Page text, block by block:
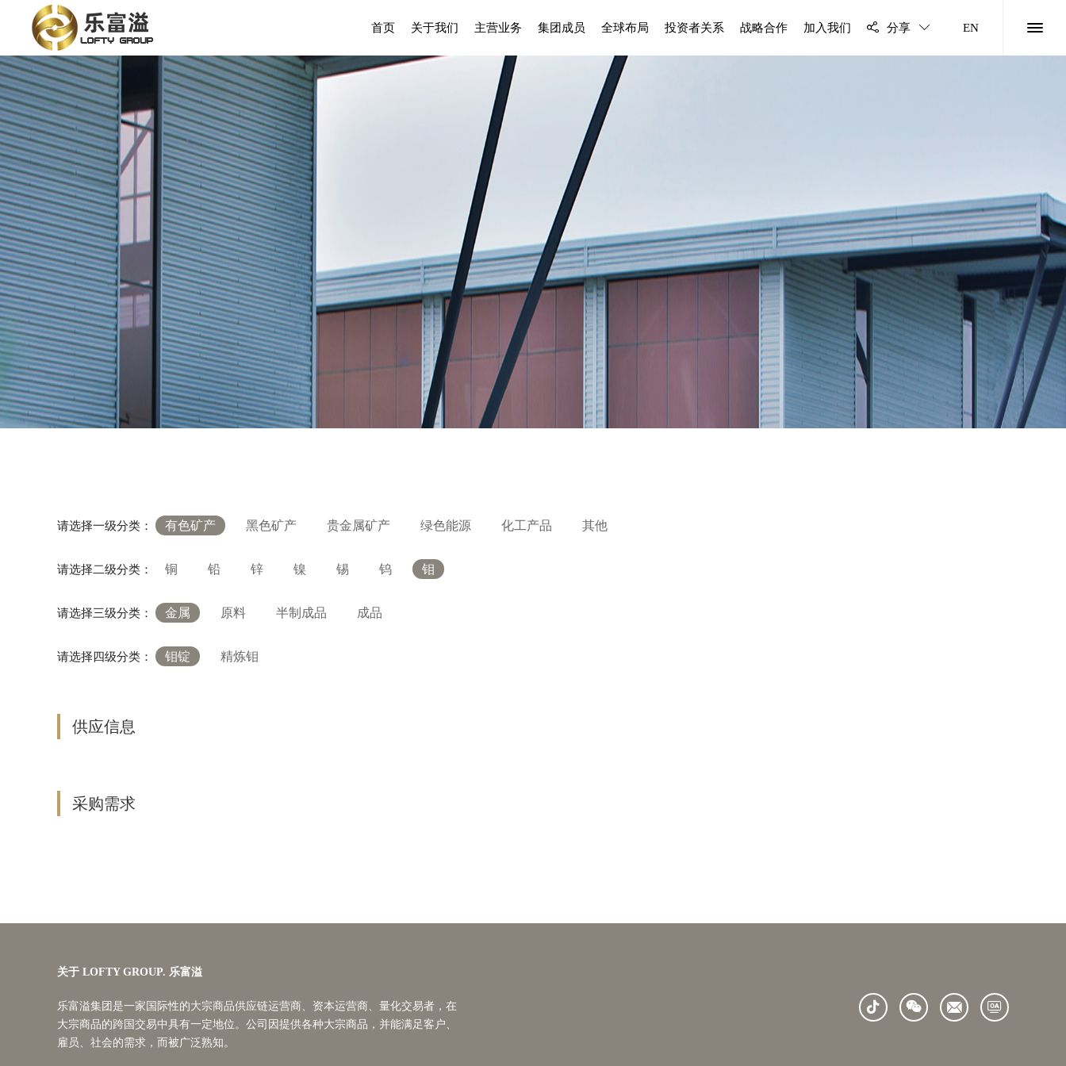
首页 关于我们 主营业务 集团成员 全球布局 投资者关系 战略合作 加入我们 分享 EN
请选择一级分类： 有色矿产 黑色矿产 贵金属矿产 绿色能源 化工产品 其他
请选择二级分类： 铜 铅 锌 镍 锡 钨 钼
请选择三级分类： 金属 原料 半制成品 成品
请选择四级分类： 钼锭 精炼钼
供应信息
采购需求
关于 LOFTY GROUP. 乐富溢
乐富溢集团是一家国际性的大宗商品供应链运营商、资本运营商、量化交易者，在
大宗商品的跨国交易中具有一定地位。公司因提供各种大宗商品，并能满足客户、
雇员、社会的需求，而被广泛熟知。